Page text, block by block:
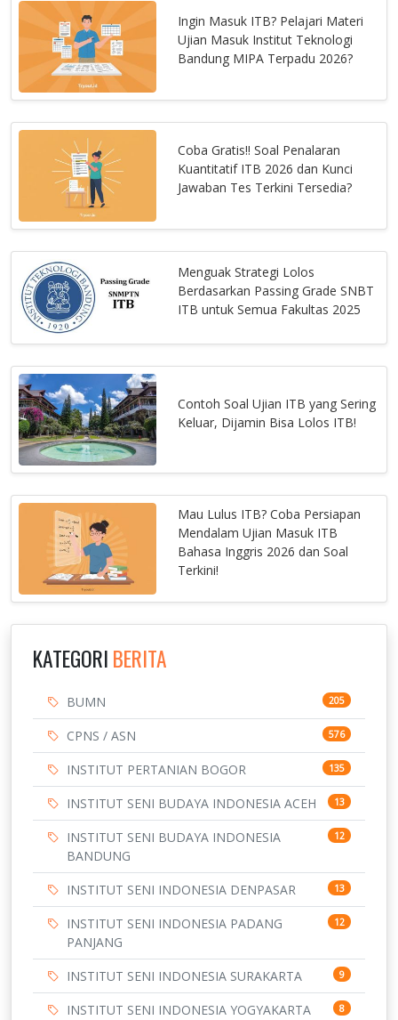
Ingin Masuk ITB? Pelajari Materi
Ujian Masuk Institut Teknologi
Bandung MIPA Terpadu 2026?
Coba Gratis!! Soal Penalaran
Kuantitatif ITB 2026 dan Kunci
Jawaban Tes Terkini Tersedia?
Menguak Strategi Lolos
Berdasarkan Passing Grade SNBT
ITB untuk Semua Fakultas 2025
Contoh Soal Ujian ITB yang Sering
Keluar, Dijamin Bisa Lolos ITB!
Mau Lulus ITB? Coba Persiapan
Mendalam Ujian Masuk ITB
Bahasa Inggris 2026 dan Soal
Terkini!
KATEGORI BERITA
BUMN 205
CPNS / ASN 576
INSTITUT PERTANIAN BOGOR 135
INSTITUT SENI BUDAYA INDONESIA ACEH 13
INSTITUT SENI BUDAYA INDONESIA
BANDUNG
12
INSTITUT SENI INDONESIA DENPASAR 13
INSTITUT SENI INDONESIA PADANG
PANJANG
12
INSTITUT SENI INDONESIA SURAKARTA 9
INSTITUT SENI INDONESIA YOGYAKARTA 8